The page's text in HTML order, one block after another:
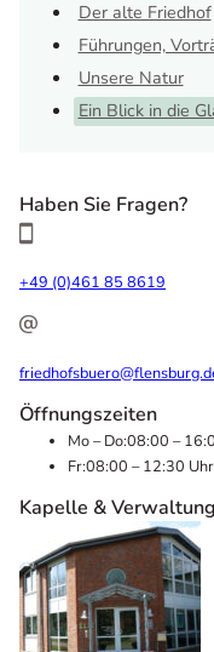
Der alte Friedhof
Führungen,
Unsere Natur
Ein Blick in die
Haben Sie Fragen?
+49 (0)461 85 8619
Öffnungszeiten
Mo – Do:08:00 –
Fr:08:00 – 12:30 Uhr
Kapelle & Verwaltung